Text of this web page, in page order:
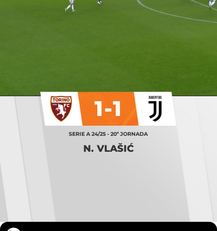
SERIE A 24/25 - 20ª JORNADA
N. VLAŠIĆ
1-1